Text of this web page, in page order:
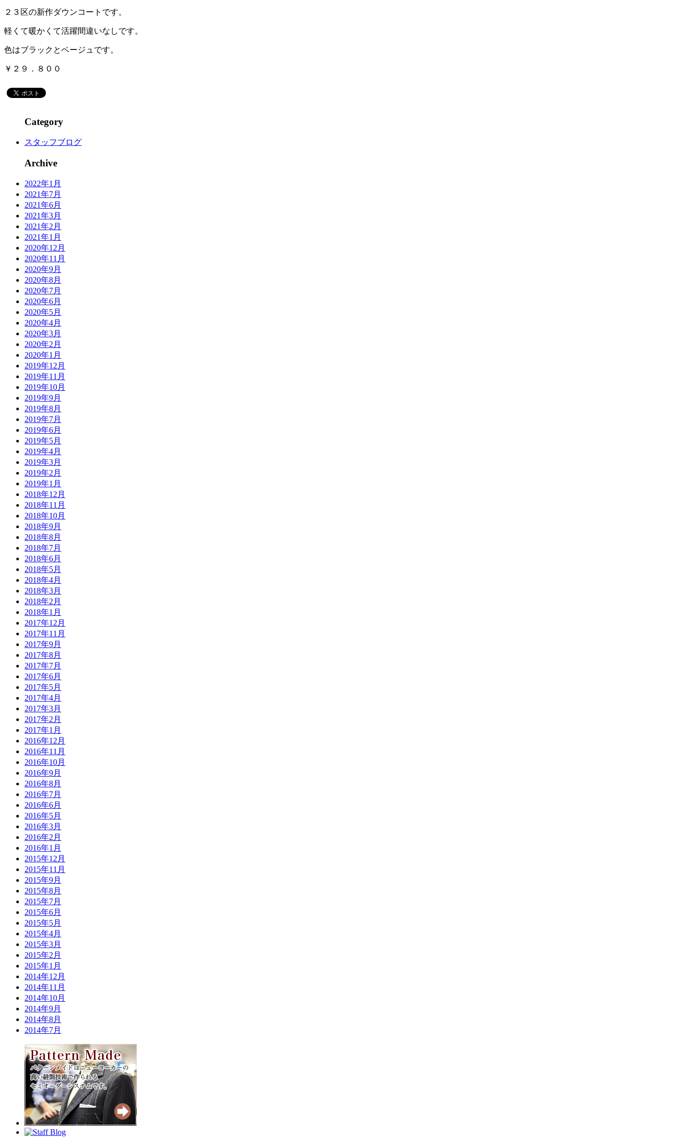
２３区の新作ダウンコートです。
軽くて暖かくて活躍間違いなしです。
色はブラックとベージュです。
￥２９．８００
Category
スタッフブログ
Archive
2022年1月
2021年7月
2021年6月
2021年3月
2021年2月
2021年1月
2020年12月
2020年11月
2020年9月
2020年8月
2020年7月
2020年6月
2020年5月
2020年4月
2020年3月
2020年2月
2020年1月
2019年12月
2019年11月
2019年10月
2019年9月
2019年8月
2019年7月
2019年6月
2019年5月
2019年4月
2019年3月
2019年2月
2019年1月
2018年12月
2018年11月
2018年10月
2018年9月
2018年8月
2018年7月
2018年6月
2018年5月
2018年4月
2018年3月
2018年2月
2018年1月
2017年12月
2017年11月
2017年9月
2017年8月
2017年7月
2017年6月
2017年5月
2017年4月
2017年3月
2017年2月
2017年1月
2016年12月
2016年11月
2016年10月
2016年9月
2016年8月
2016年7月
2016年6月
2016年5月
2016年3月
2016年2月
2016年1月
2015年12月
2015年11月
2015年9月
2015年8月
2015年7月
2015年6月
2015年5月
2015年4月
2015年3月
2015年2月
2015年1月
2014年12月
2014年11月
2014年10月
2014年9月
2014年8月
2014年7月